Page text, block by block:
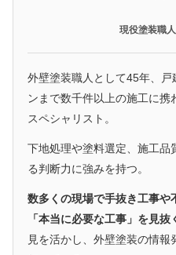
現役塗装職
外壁塗装職人として45年、戸
ンまで数千件以上の施工に
スペシャリスト。
下地処理や塗料選定、施工品
る判断力に強みを持つ。
数多くの現場で手抜き工事や
「本当に必要な工事」を見抜
見を活かし、外壁塗装の情